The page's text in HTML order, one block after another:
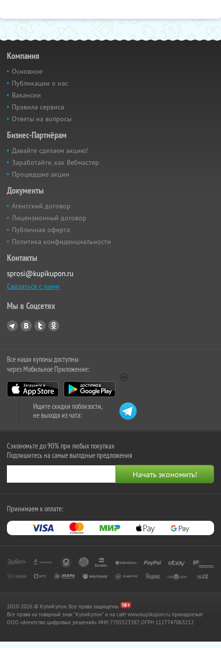
Компания
Основное
Публикации о нас
Вакансии
Правила сервиса
Ответы на вопросы
Бизнес-Партнёрам
Давайте сделаем акцию!
Заработайте, как Вебмастер
Прошедшие акции
Документы
Агентский договор
Лицензионный договор
Публичная оферта
Политика конфиденциальности
Контакты
sprosi@kupikupon.ru
Связаться с нами
Мы в Соцсетях
Все наши купоны доступны
через Мобильное Приложение:
Ищите скидки поблизости,
не выходя из чата:
Сэкономьте до 90% при любых покупках
Подпишитесь на самые выгодные предложения
Принимаем к оплате:
2010-2026 © КупиКупон. Все права защищены.
Все права на товарный знак "КупиКупон" и на сайт www.kupikupon.ru принадлежат
OOO «Агентство цифровых решений» ИНН 7705523387, ОГРН 1127747063212